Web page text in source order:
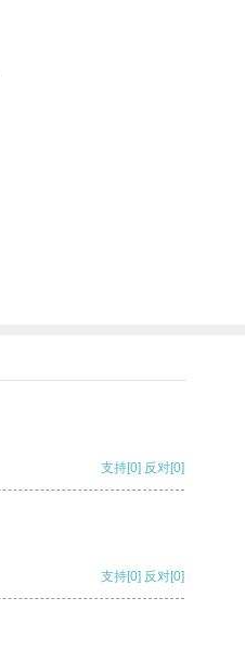
支持[0] 反对[0]
支持[0] 反对[0]